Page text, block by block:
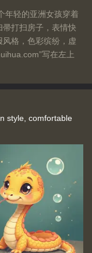
年轻的亚洲女孩穿着
打扫房子，表情快
格，色彩缤纷，虚
写在左上
style, comfortable